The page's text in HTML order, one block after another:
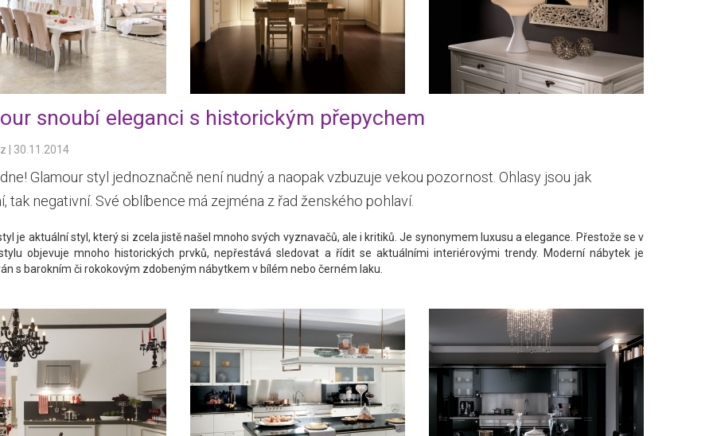
snoubí eleganci s historickým přepychem
30.11.2014
Glamour styl jednoznačně není nudný a naopak vzbuzuje vekou pozornost. Ohlasy jsou jak
tak negativní. Své oblíbence má zejména z řad ženského pohlaví.
je aktuální styl, který si zcela jistě našel mnoho svých vyznavačů, ale i kritiků. Je synonymem luxusu a elegance. Přestože se v
objevuje mnoho historických prvků, nepřestává sledovat a řídit se aktuálními interiérovými trendy. Moderní nábytek je
s barokním či rokokovým zdobeným nábytkem v bílém nebo černém laku.